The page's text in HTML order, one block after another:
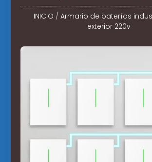
INICIO /Armario de baterías
exterior 220v